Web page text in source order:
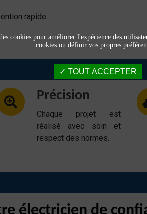
rapide.
Précision
Chaque projet est
réalisé avec soin et
respect des normes.
cookies pour améliorer l'expérience des
cookies ou définir vos propres
TOUT ACCEPTER